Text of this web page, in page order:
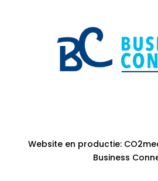
Website en productie:
Business